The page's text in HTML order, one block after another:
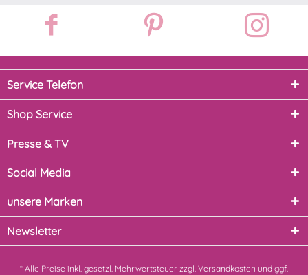
Service Telefon
Shop Service
Presse & TV
Social Media
unsere Marken
Newsletter
* Alle Preise inkl. gesetzl. Mehrwertsteuer zzgl. Versandkosten und ggf.